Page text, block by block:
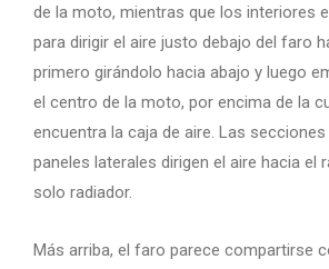
de la moto, mientras que los interiores
para dirigir el aire justo debajo del faro
primero girándolo hacia abajo y luego
el centro de la moto, por encima de la
encuentra la caja de aire. Las
paneles laterales dirigen el aire hacia el
solo radiador.
Más arriba, el faro parece compartirse